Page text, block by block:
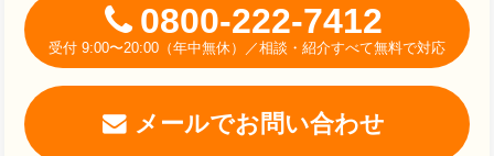
0800-222-7412
受付 9:00〜20:00（年中無休）／相談・紹介すべて無料で対応
メールでお問い合わせ